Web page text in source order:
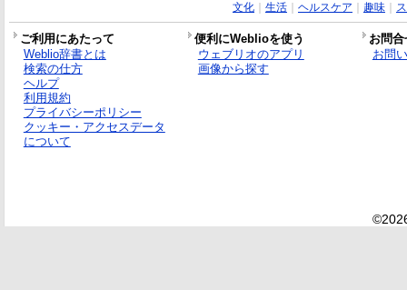
文化｜ 生活｜ ヘルスケア 趣味｜
ご利用にあたって 便利にWeblioを使う
お問
Weblio辞書とは
検索の仕方
ヘルプ
利用規約
プライバシーポリシー
クッキー・アクセスデータ
について
ウェブリオのアプリ
画像から探す
お問